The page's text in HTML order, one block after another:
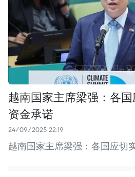
越南国家主席梁强：各
资金承诺
24/09/2025 22:19
越南国家主席梁强：各国应切